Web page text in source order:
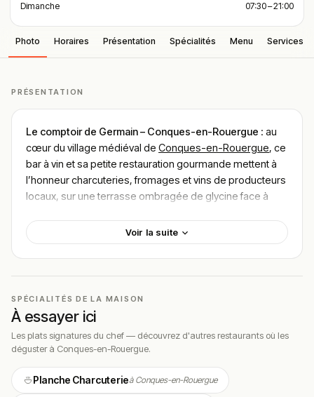
Dimanche 07:30 – 21:00
Photo Horaires Présentation Spécialités Menu Services
PRÉSENTATION
Le comptoir de Germain – Conques-en-Rouergue : au
cœur du village médiéval de Conques-en-Rouergue, ce
bar à vin et sa petite restauration gourmande mettent à
l’honneur charcuteries, fromages et vins de producteurs
locaux, sur une terrasse ombragée de glycine face à
Localisation
beaux villages de France, en Aveyron. Le comptoir est
niché dans les ruelles pavées de Conques, à quelques
Pierre Soulages, étape majeure sur les chemins de
Sa terrasse, décorée de glycine, offre une vue
Voir la suite
SPÉCIALITÉS DE LA MAISON
À essayer ici
Les plats signatures du chef — découvrez d'autres restaurants où les
déguster à Conques-en-Rouergue.
Planche Charcuterieà Conques-en-Rouergue